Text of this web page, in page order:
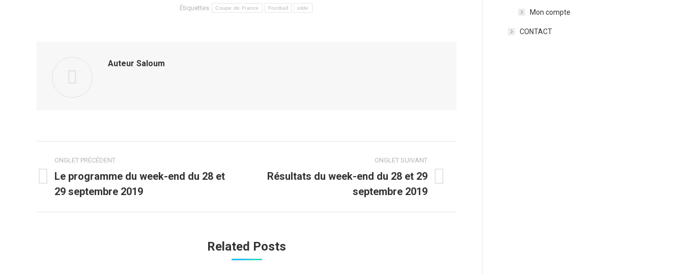
Étiquettes Coupe de France Football slide
Auteur Saloum
Navigation
de
commentaire
ONGLET PRÉCÉDENT
Onglet
précédent
Le programme du week-end du 28 et
29 septembre 2019
ONGLET SUIVANT
Onglet
Résultats du week-end du 28 et 29
septembre 2019
Related Posts
Mon compte
CONTACT